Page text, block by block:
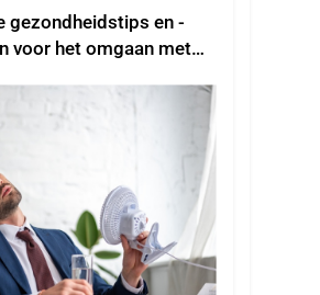
gezondheidstips en -
voor het omgaan met